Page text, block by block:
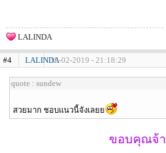
LALINDA
#4 LALINDA19-02-2019 - 21:18:29
quote : sundew
สวยมาก ชอบแนวนี้จังเลยย
ขอบคุณจ้า